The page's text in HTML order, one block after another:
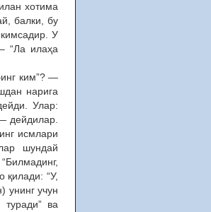
хотима
балки, бу
кимсадир. У
“Ла илаҳа
ким”? —
нарига
Улар:
дейдилар.
исмлари
шундай
қилади: “У,
унинг учун
туради” ва